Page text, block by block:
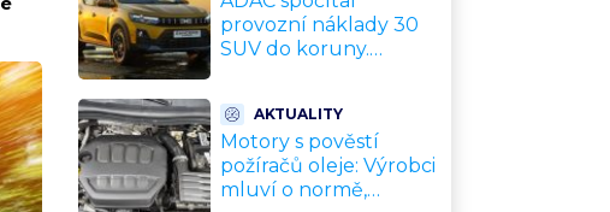
provozní náklady 30
SUV do koruny.
nejdražší na
trojnásobek
AKTUALITY
Motory s pověstí
požíračů oleje: Výrobci
mluví o normě,